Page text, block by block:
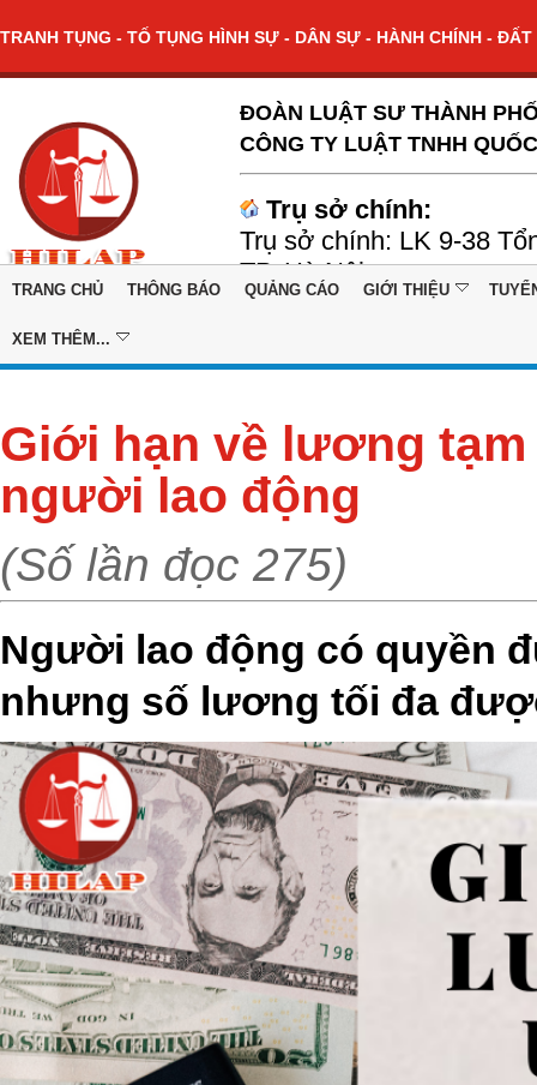
TRANH TỤNG - TỐ TỤNG HÌNH SỰ - DÂN SỰ - HÀNH CHÍNH -
ĐOÀN LUẬT SƯ THÀNH
CÔNG TY LUẬT TNHH
Trụ sở chính:
Trụ sở chính: LK 9-38
TP. Hà Nội
TRANG CHỦ THÔNG BÁO QUẢNG CÁO GIỚI THIỆU
XEM THÊM...
Giới hạn về lương
người lao động
(Số lần đọc 275)
Người lao động có quyền
nhưng số lương tối đa